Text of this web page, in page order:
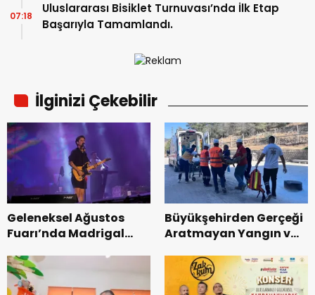
Uluslararası Bisiklet Turnuvası’nda İlk Etap
Başarıyla Tamamlandı.
07:18
İlginizi Çekebilir
Geleneksel Ağustos
Fuarı’nda Madrigal
Büyükşehirden Gerçeği
Aratmayan Yangın ve